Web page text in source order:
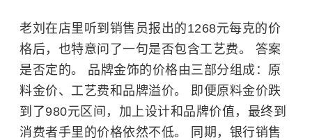
老刘在店里听到销售员报出的1268元每克的价
格后，也特意问了一句是否包含工艺费。 答案
是否定的。 品牌金饰的价格由三部分组成：原
料金价、工艺费和品牌溢价。 即便原料金价跌
到了980元区间，加上设计和品牌价值，最终到
消费者手里的价格依然不低。 同期，银行销售